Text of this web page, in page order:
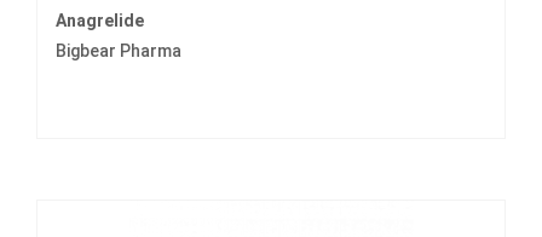
Anagrelide
Bigbear Pharma